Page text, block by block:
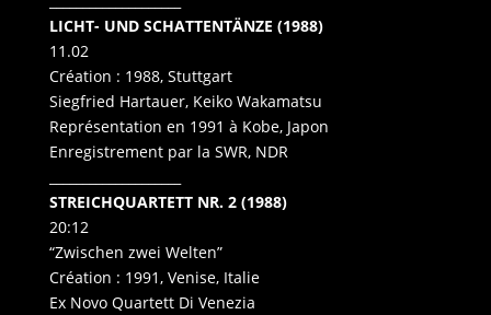
LICHT- UND SCHATTENTÄNZE (1988)
11.02
Création : 1988, Stuttgart
Siegfried Hartauer, Keiko Wakamatsu
Représentation en 1991 à Kobe, Japon
Enregistrement par la SWR, NDR
STREICHQUARTETT NR. 2 (1988)
20:12
“Zwischen zwei Welten”
Création : 1991, Venise, Italie
Ex Novo Quartett Di Venezia